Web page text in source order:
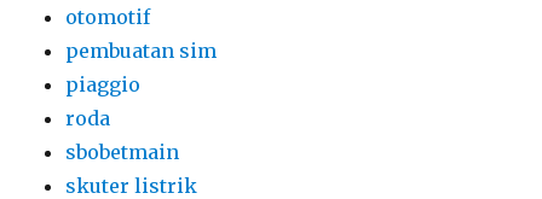
otomotif
pembuatan sim
piaggio
roda
sbobetmain
skuter listrik